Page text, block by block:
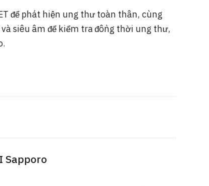
để phát hiện ung thư toàn thân, cùng
siêu âm để kiểm tra đồng thời ung thư,
Sapporo